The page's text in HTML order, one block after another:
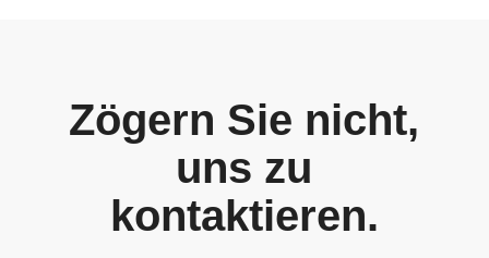
Zögern Sie nicht,
uns zu
kontaktieren.